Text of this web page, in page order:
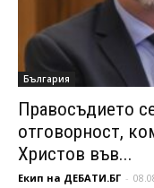
България
Правосъдието
отговорност,
Христов във...
Екип на ДЕБАТИ.БГ -